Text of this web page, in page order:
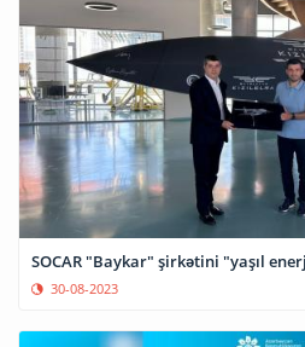
SOCAR "Baykar" şirkətini "yaşıl
30-08-2023